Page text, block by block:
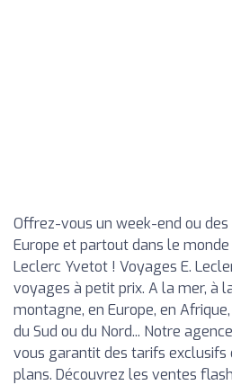
Offrez-vous un week-end ou des
Europe et partout dans le monde
Leclerc Yvetot ! Voyages E.
voyages à petit prix. A la mer, à
montagne, en Europe, en
du Sud ou du Nord... Notre
vous garantit des tarifs exclusifs
plans. Découvrez les ventes